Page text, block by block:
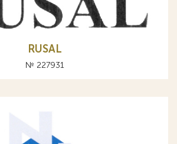
RUSAL
№ 227931